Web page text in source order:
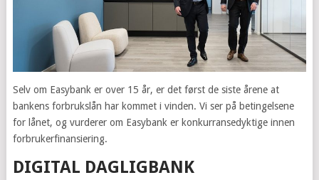
Selv om Easybank er over 15 år, er det først de siste årene at
bankens forbrukslån har kommet i vinden. Vi ser på betingelsene
for lånet, og vurderer om Easybank er konkurransedyktige innen
forbrukerfinansiering.
DIGITAL DAGLIGBANK